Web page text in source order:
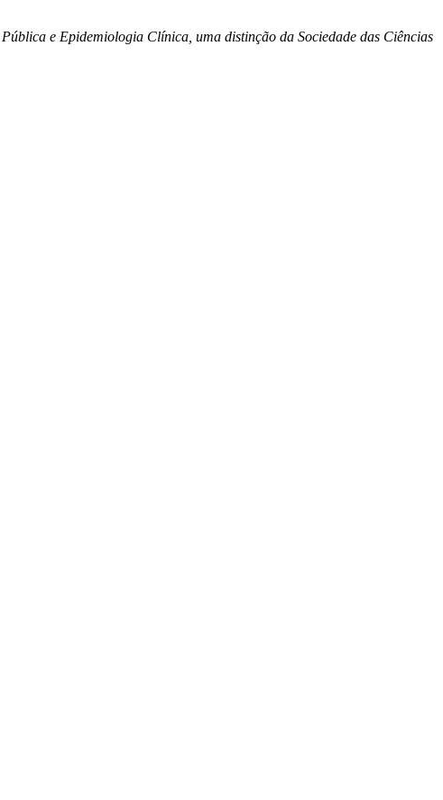
e Epidemiologia Clínica, uma distinção da Sociedade das Ciências